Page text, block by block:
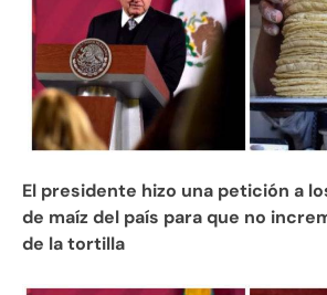
El presidente hizo una petición a
de maíz del país para que no
de la tortilla